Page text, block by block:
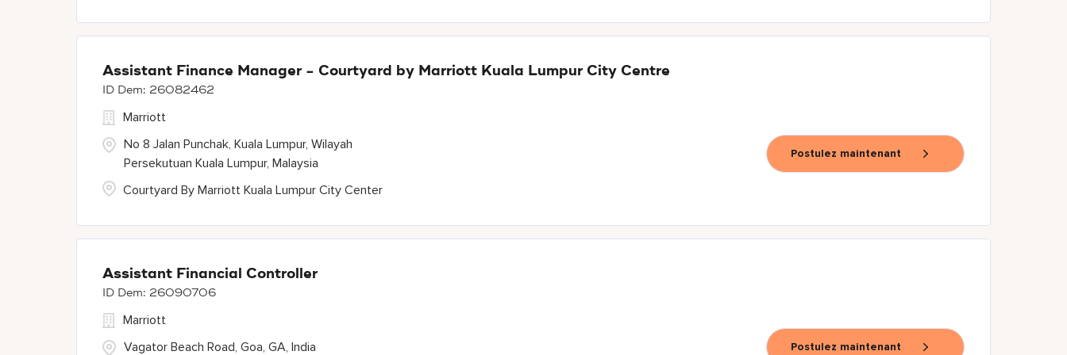
Assistant Finance Manager - Courtyard by Marriott Kuala Lumpur City Centre
26082462
No 8 Jalan Punchak, Kuala Lumpur, Wilayah
Persekutuan Kuala Lumpur, Malaysia
Marriott
Courtyard By Marriott Kuala Lumpur City Center
Postulez maintenant
Assistant Financial Controller
26090706
Vagator Beach Road, Goa, GA, India
Marriott
Postulez maintenant